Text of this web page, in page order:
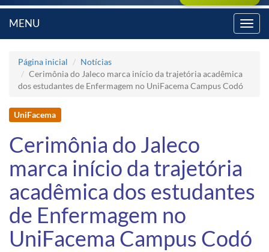
MENU
Página inicial
Notícias
Cerimônia do Jaleco marca início da trajetória acadêmica
dos estudantes de Enfermagem no UniFacema Campus Codó
UniFacema
Cerimônia do Jaleco
marca início da trajetória
acadêmica dos estudantes
de Enfermagem no
UniFacema Campus Codó